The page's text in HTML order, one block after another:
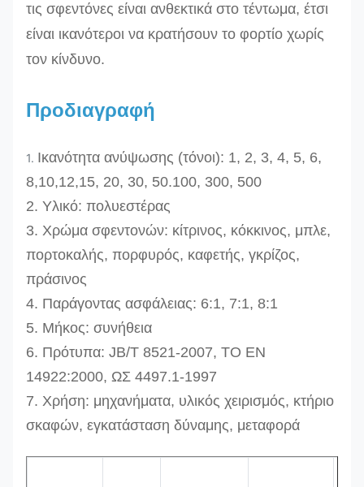
τις σφεντόνες είναι ανθεκτικά στο τέντωμα, έτσι
είναι ικανότεροι να κρατήσουν το φορτίο χωρίς
τον κίνδυνο.
Προδιαγραφή
1. Ικανότητα ανύψωσης (τόνοι): 1, 2, 3, 4, 5, 6,
8,10,12,15, 20, 30, 50.100, 300, 500
2. Υλικό: πολυεστέρας
3. Χρώμα σφεντονών: κίτρινος, κόκκινος, μπλε,
πορτοκαλής, πορφυρός, καφετής, γκρίζος,
πράσινος
4. Παράγοντας ασφάλειας: 6:1, 7:1, 8:1
5. Μήκος: συνήθεια
6. Πρότυπα: JB/T 8521-2007, ΤΟ EN
14922:2000, ΩΣ 4497.1-1997
7. Χρήση: μηχανήματα, υλικός χειρισμός, κτήριο
σκαφών, εγκατάσταση δύναμης, μεταφορά